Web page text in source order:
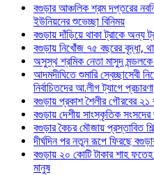
বগুড়ার আঞ্চলিক শ্রম দপ্তরের
ইউনিয়নের শুভেচ্ছা বিনিময়
বগুড়ায় দাঁড়িয়ে থাকা ট্রাকে অন্য
বগুড়ায় নিখোঁজ ৭৫ বছরের বৃদ্ধা,
অসুস্থ শ্রমিক নেতা মাসুদ মন্ডলকে
আদমদীঘিতে শুমারি স্বেচ্ছাসেবী
নির্বাচিতদের আ.লীগ ট্যাগে প্রচারণা
বগুড়ায় প্রকাশ শৈলীর গৌরবের
বগুড়ায় দেশীয় সাংস্কৃতিক
বগুড়ার কৈচর মৌজায় প্রস্তাবিত
দীর্ঘদিন পর নতুন রূপে ফিরছে
বগুড়ায় ২০ কোটি টাকার শাহ
মানুষ